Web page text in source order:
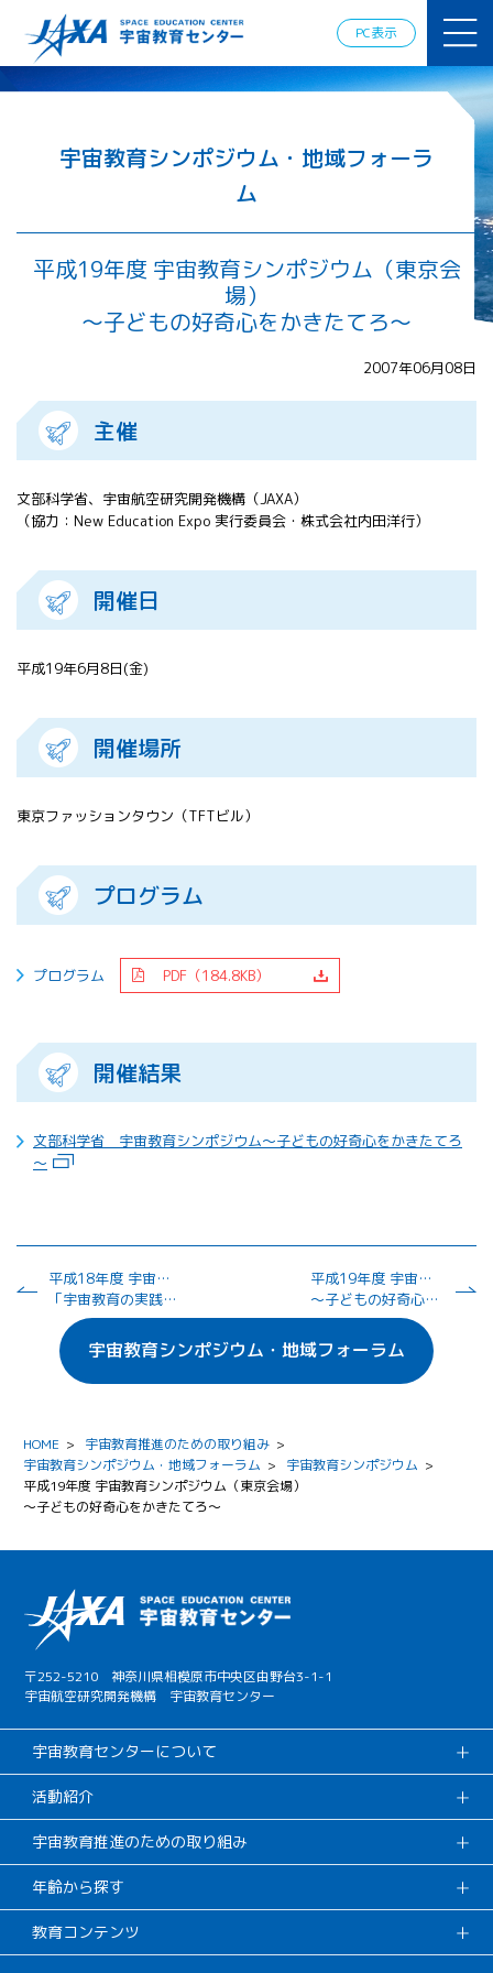
PC表示
ミー
ロスペース
情報の発
信
宇宙を活用
体験的学
習機会の
提供（国
際）
関会議）宇
All 分科会
APRSAF宇宙
APRSAFポス
宇宙教育会
ISEB学生派
宇宙教育シンポジウム・地域フォーラ
ム
平成19年度 宇宙教育シンポジウム（東京会
場）
～子どもの好奇心をかきたてろ～
2007年06月08日
主催
文部科学省、宇宙航空研究開発機構（JAXA）
（協力：New Education Expo 実行委員会・株式会社内田洋行）
開催日
平成19年6月8日(金)
開催場所
東京ファッションタウン（TFTビル）
プログラム
プログラム PDF（184.8KB）
開催結果
文部科学省 宇宙教育シンポジウム～子どもの好奇心をかきたてろ
～
平成18年度 宇宙教育シンポジウム
「宇宙教育の実践と展望」
平成19年度 宇宙教育シンポジウム（大阪会場）
～子どもの好奇心をかきたてろ～
宇宙教育シンポジウム・地域フォーラム
HOME > 宇宙教育推進のための取り組み >
宇宙教育シンポジウム・地域フォーラム > 宇宙教育シンポジウム >
平成19年度 宇宙教育シンポジウム（東京会場）
～子どもの好奇心をかきたてろ～
〒252-5210 神奈川県相模原市中央区由野台3-1-1
宇宙航空研究開発機構 宇宙教育センター
宇宙教育センターについて
活動紹介
宇宙教育推進のための取り組み
年齢から探す
教育コンテンツ